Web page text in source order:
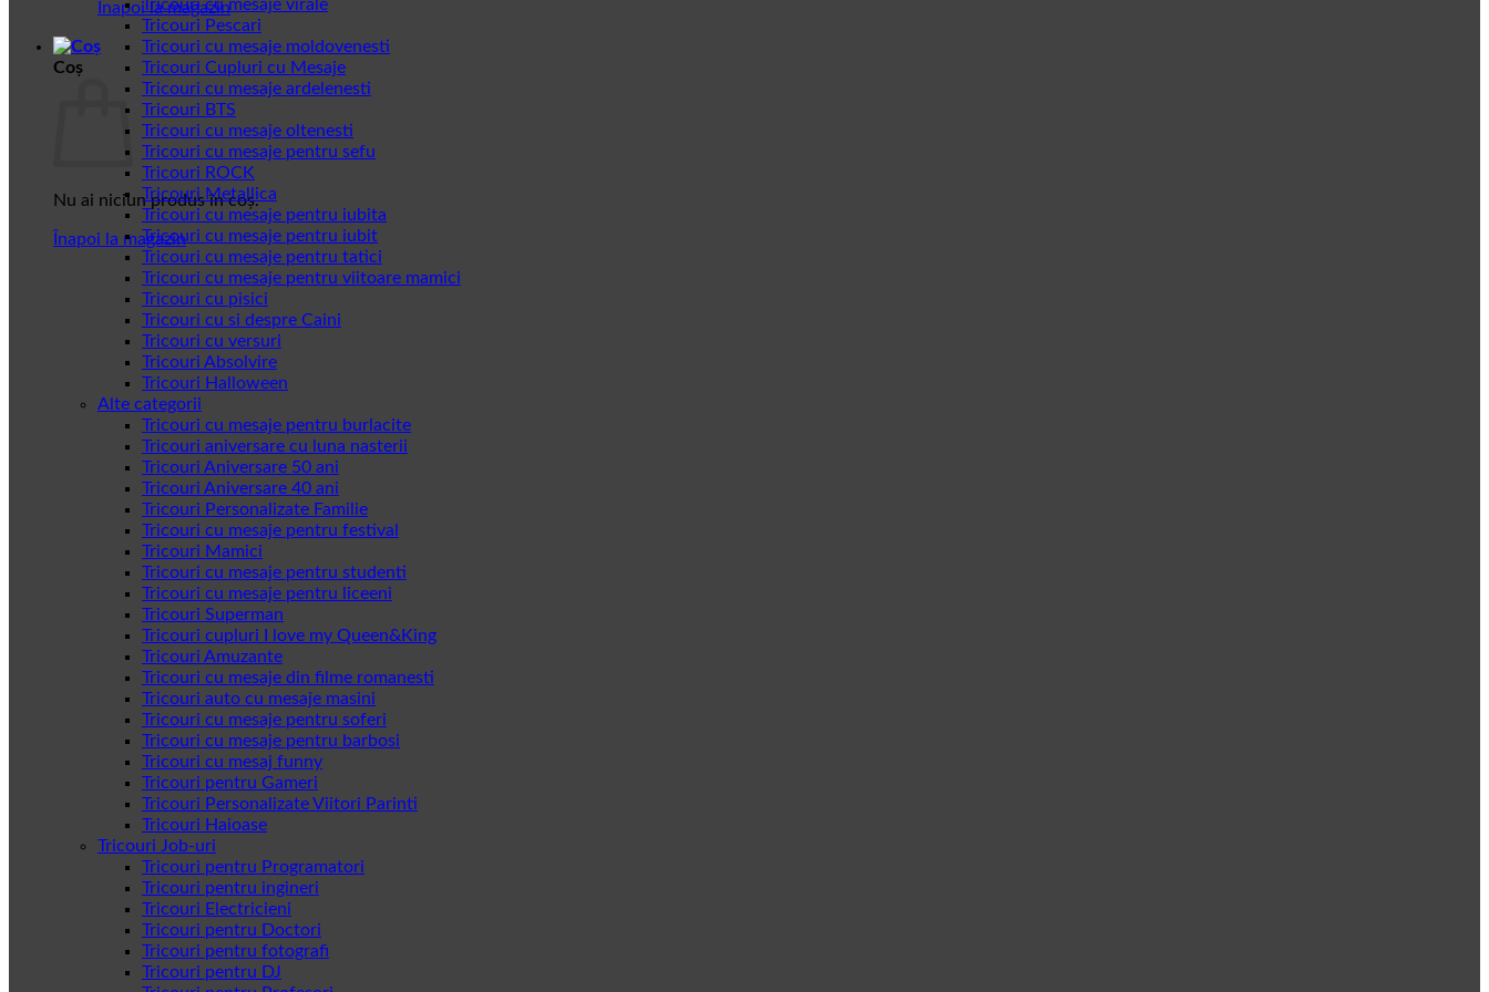
Înapoi la magazin
Coș
Nu ai niciun produs în coș.
Înapoi la magazin
Tricouri cu mesaje virale
Tricouri Pescari
Tricouri cu mesaje moldovenesti
Tricouri Cupluri cu Mesaje
Tricouri cu mesaje ardelenesti
Tricouri BTS
Tricouri cu mesaje oltenesti
Tricouri cu mesaje pentru sefu
Tricouri ROCK
Tricouri Metallica
Tricouri cu mesaje pentru iubita
Tricouri cu mesaje pentru iubit
Tricouri cu mesaje pentru tatici
Tricouri cu mesaje pentru viitoare mamici
Tricouri cu pisici
Tricouri cu si despre Caini
Tricouri cu versuri
Tricouri Absolvire
Tricouri Halloween
Alte categorii
Tricouri cu mesaje pentru burlacite
Tricouri aniversare cu luna nasterii
Tricouri Aniversare 50 ani
Tricouri Aniversare 40 ani
Tricouri Personalizate Familie
Tricouri cu mesaje pentru festival
Tricouri Mamici
Tricouri cu mesaje pentru studenti
Tricouri cu mesaje pentru liceeni
Tricouri Superman
Tricouri cupluri I love my Queen&King
Tricouri Amuzante
Tricouri cu mesaje din filme romanesti
Tricouri auto cu mesaje masini
Tricouri cu mesaje pentru soferi
Tricouri cu mesaje pentru barbosi
Tricouri cu mesaj funny
Tricouri pentru Gameri
Tricouri Personalizate Viitori Parinti
Tricouri Haioase
Tricouri Job-uri
Tricouri pentru Programatori
Tricouri pentru ingineri
Tricouri Electricieni
Tricouri pentru Doctori
Tricouri pentru fotografi
Tricouri pentru DJ